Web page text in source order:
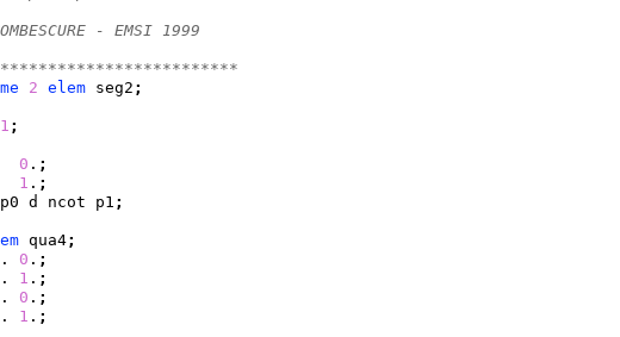
- EMSI 1999
2 elem seg2 ;
1 ;
0 . ;
1 . ;
p0 d ncot p1 ;
qua4;
. 0 . ;
. 1 . ;
. 0 . ;
. 1 . ;